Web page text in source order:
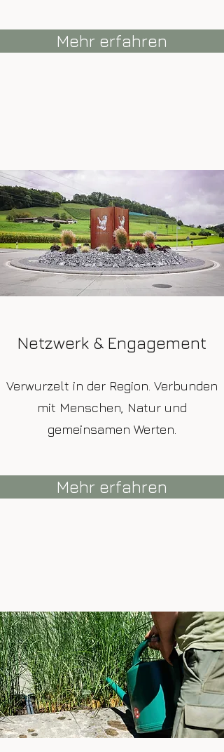
Mehr erfahren
Netzwerk & Engagement
Verwurzelt in der Region. Verbunden
mit Menschen, Natur und
gemeinsamen Werten.
Mehr erfahren